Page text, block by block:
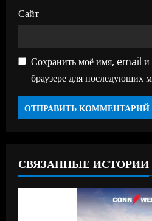
Сайт
Сохранить моё имя, email и
браузере для последующих
СВЯЗАННЫЕ ИСТОРИИ